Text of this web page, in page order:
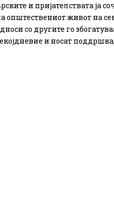
и пријателствата ја
општествениот живот на
со другите го
и носат